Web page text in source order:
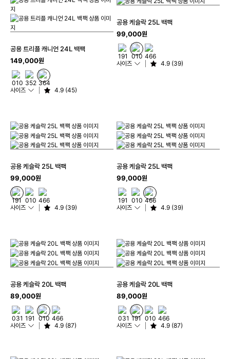
공용 트리플 캐니언 24L 백팩
149,000원
사이즈 4.9 (45)
공용 케슬락 25L 백팩
99,000원
사이즈 4.9 (39)
공용 케슬락 25L 백팩
99,000원
사이즈 4.9 (39)
공용 케슬락 25L 백팩
99,000원
사이즈 4.9 (39)
공용 케슬락 20L 백팩
89,000원
사이즈 4.9 (87)
공용 케슬락 20L 백팩
89,000원
사이즈 4.9 (87)